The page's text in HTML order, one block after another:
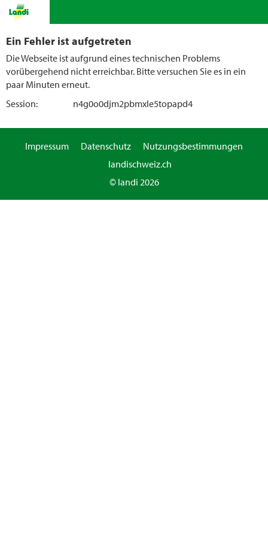
Ein Fehler ist aufgetreten
Die Webseite ist aufgrund eines technischen Problems
vorübergehend nicht erreichbar. Bitte versuchen Sie es in ein
paar Minuten erneut.
Session:
n4g0o0djm2pbmxle5topapd4
Impressum Datenschutz
Nutzungsbestimmungen
landischweiz.ch
© landi 2026